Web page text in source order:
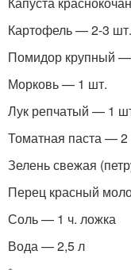
Картофель — 2-3 шт.
Помидор крупный
Морковь — 1 шт.
Лук репчатый — 1
Томатная паста — 2
Зелень свежая
Перец красный
Соль — 1 ч. ложка
Вода — 2,5 л